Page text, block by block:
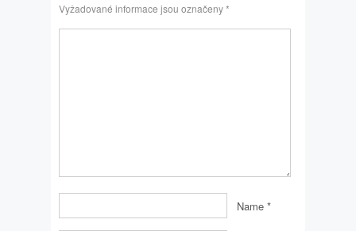
Vyžadované informace jsou označeny*
Name *